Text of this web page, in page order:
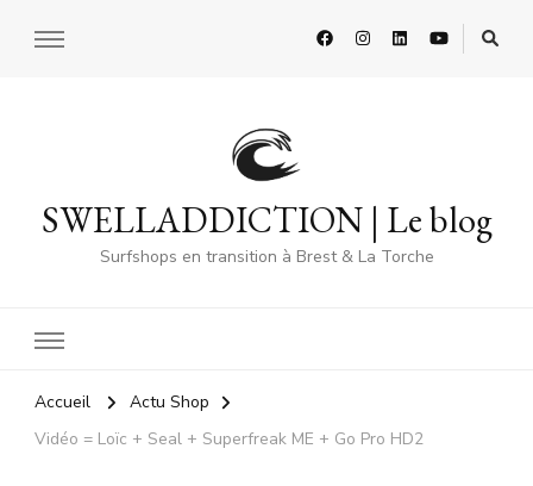
SWELLADDICTION | Le blog
Surfshops en transition à Brest & La Torche
Accueil
Actu Shop
Vidéo = Loïc + Seal + Superfreak ME + Go Pro HD2